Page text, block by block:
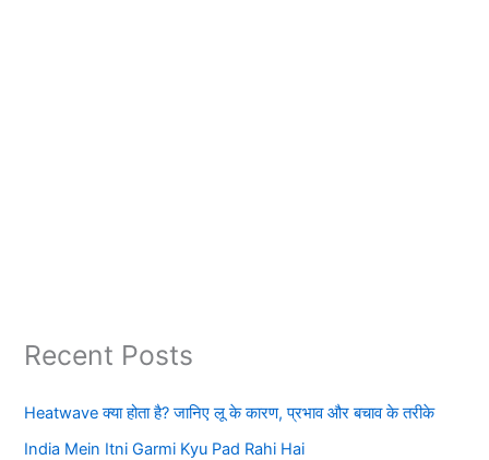
Recent Posts
Heatwave क्या होता है? जानिए लू के कारण, प्रभाव और बचाव के तरीके
India Mein Itni Garmi Kyu Pad Rahi Hai